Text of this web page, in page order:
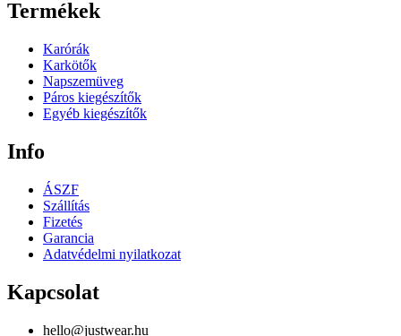
Termékek
Karórák
Karkötők
Napszemüveg
Páros kiegészítők
Egyéb kiegészítők
Info
ÁSZF
Szállítás
Fizetés
Garancia
Adatvédelmi nyilatkozat
Kapcsolat
hello@justwear.hu